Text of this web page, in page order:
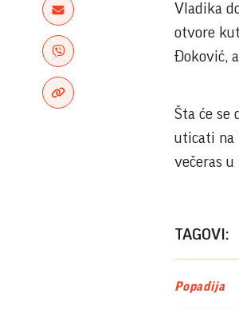
Vladika
otvore
Đoković,
Šta će se
uticati na
večeras u
TAGOVI:
Popadija